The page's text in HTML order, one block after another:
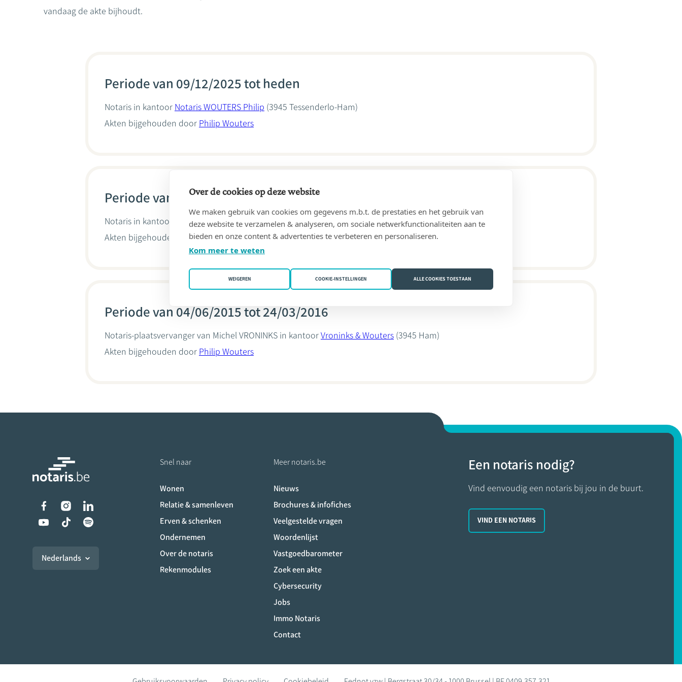
vandaag de akte bijhoudt.
Periode van 09/12/2025 tot heden
Notaris in kantoor Notaris WOUTERS Philip (3945 Tessenderlo-Ham)
Akten bijgehouden door Philip Wouters
Periode van 10/02/2015 tot 08/12/2025
Notaris in kantoor Notaris WOUTERS Philip(3945 Ham)
Akten bijgehouden doorPhilip Wouters
Periode van 04/06/2015 tot 24/03/2016
Notaris-plaatsvervanger van Michel VRONINKS in kantoorVroninks & Wouters (3945 Ham)
Akten bijgehouden door Philip Wouters
Liens vers les réseaux sociaux
Nederlands
Snel naar
Wonen
Relatie & samenleven
Erven & schenken
Ondernemen
Over de notaris
Rekenmodules
Meer notaris.be
Nieuws
Brochures & infofiches
Veelgestelde vragen
Woordenlijst
Vastgoedbarometer
Zoek een akte
Cybersecurity
Jobs
Immo Notaris
Contact
Een notaris nodig?
Vind eenvoudig een notaris bij jou in de buurt.
VIND EEN NOTARIS
Over de cookies op deze website
We maken gebruik van cookies om gegevens m.b.t. de prestaties en het gebruik van
deze website te verzamelen & analyseren, om sociale netwerkfunctionaliteiten aan te
bieden en onze content & advertenties te verbeteren en personaliseren.
Kom meer te weten
WEIGEREN COOKIE-INSTELLINGEN ALLE COOKIES TOESTAAN